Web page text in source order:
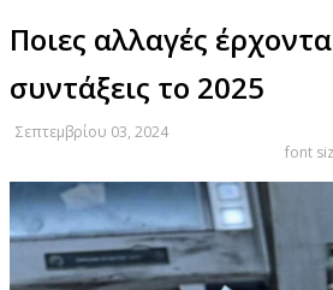
Ποιες αλλαγές
συντάξεις το 2025
Σεπτεμβρίου 03, 2024
font